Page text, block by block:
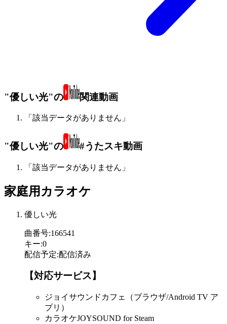
"優しい光"の 関連動画
「該当データがありません」
"優しい光"の #うたスキ動画
「該当データがありません」
家庭用カラオケ
優しい光
曲番号:166541
キー:0
配信予定:配信済み
【対応サービス】
ジョイサウンドカフェ（ブラウザ/Android TV ア
プリ）
カラオケJOYSOUND for Steam